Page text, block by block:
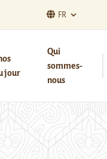
FR
jour
Qui
sommes-
nous